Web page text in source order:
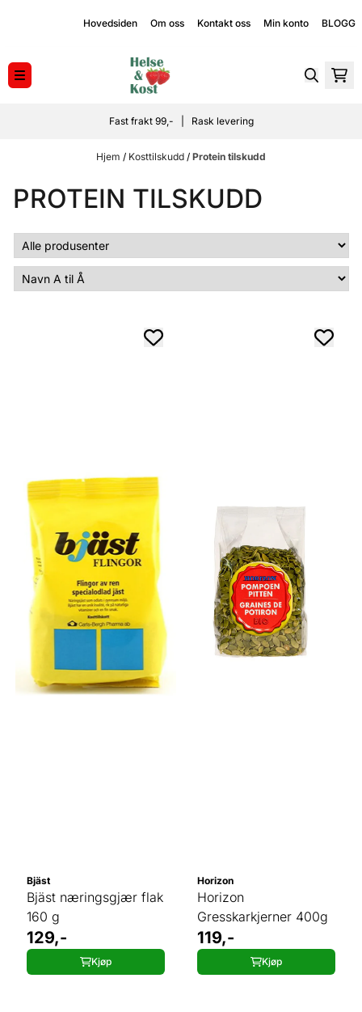
Hopp til innholdHovedsiden Om oss Kontakt oss Min konto BLOGG
Fast frakt 99,- | Rask levering
Hjem / Kosttilskudd / Protein tilskudd
PROTEIN TILSKUDD
Bjäst
Bjäst næringsgjær flak
160 g
129,-
Kjøp
Horizon
Horizon
Gresskarkjerner 400g
119,-
Kjøp